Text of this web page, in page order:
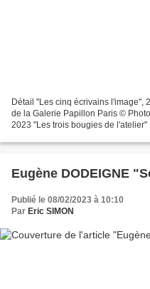
Détail "Les cinq écrivains l'image",
de la Galerie Papillon Paris ©
2023 "Les trois bougies de
Eugène DODEIGNE
Publié le 08/02/2023 à 10:10
Par Eric SIMON